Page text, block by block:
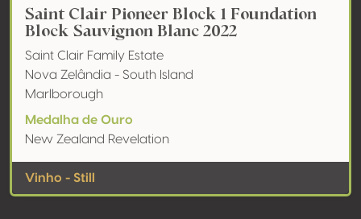
Saint Clair Pioneer Block 1 Foundation
Block Sauvignon Blanc 2022
Saint Clair Family Estate
Nova Zelândia - South Island
Marlborough
Medalha de Ouro
New Zealand Revelation
Vinho - Still